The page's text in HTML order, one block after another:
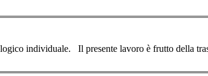
di una conferenza sul